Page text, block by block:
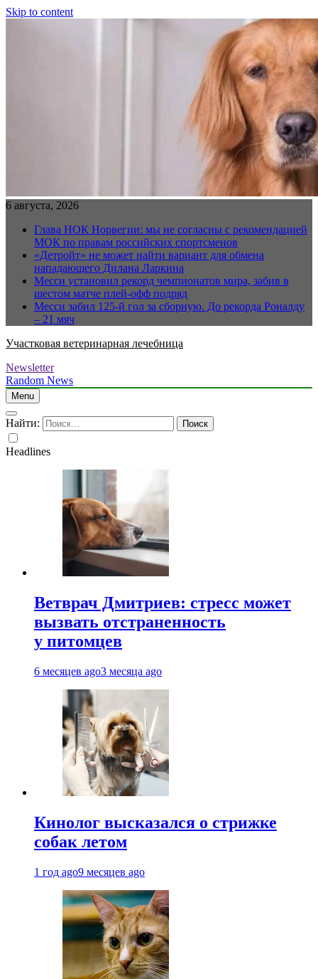
Skip to content
6 августа, 2026
Глава НОК Норвегии: мы не согласны с рекомендацией
МОК по правам российских спортсменов
«Детройт» не может найти вариант для обмена
нападающего Дилана Ларкина
Месси установил рекорд чемпионатов мира, забив в
шестом матче плей‑офф подряд
Месси забил 125-й гол за сборную. До рекорда Роналду
– 21 мяч
Участковая ветеринарная лечебница
Newsletter
Random News
Menu
Найти:
Headlines
Ветврач Дмитриев: стресс может
вызвать отстраненность
у питомцев
6 месяцев ago3 месяца ago
Кинолог высказался о стрижке
собак летом
1 год ago9 месяцев ago